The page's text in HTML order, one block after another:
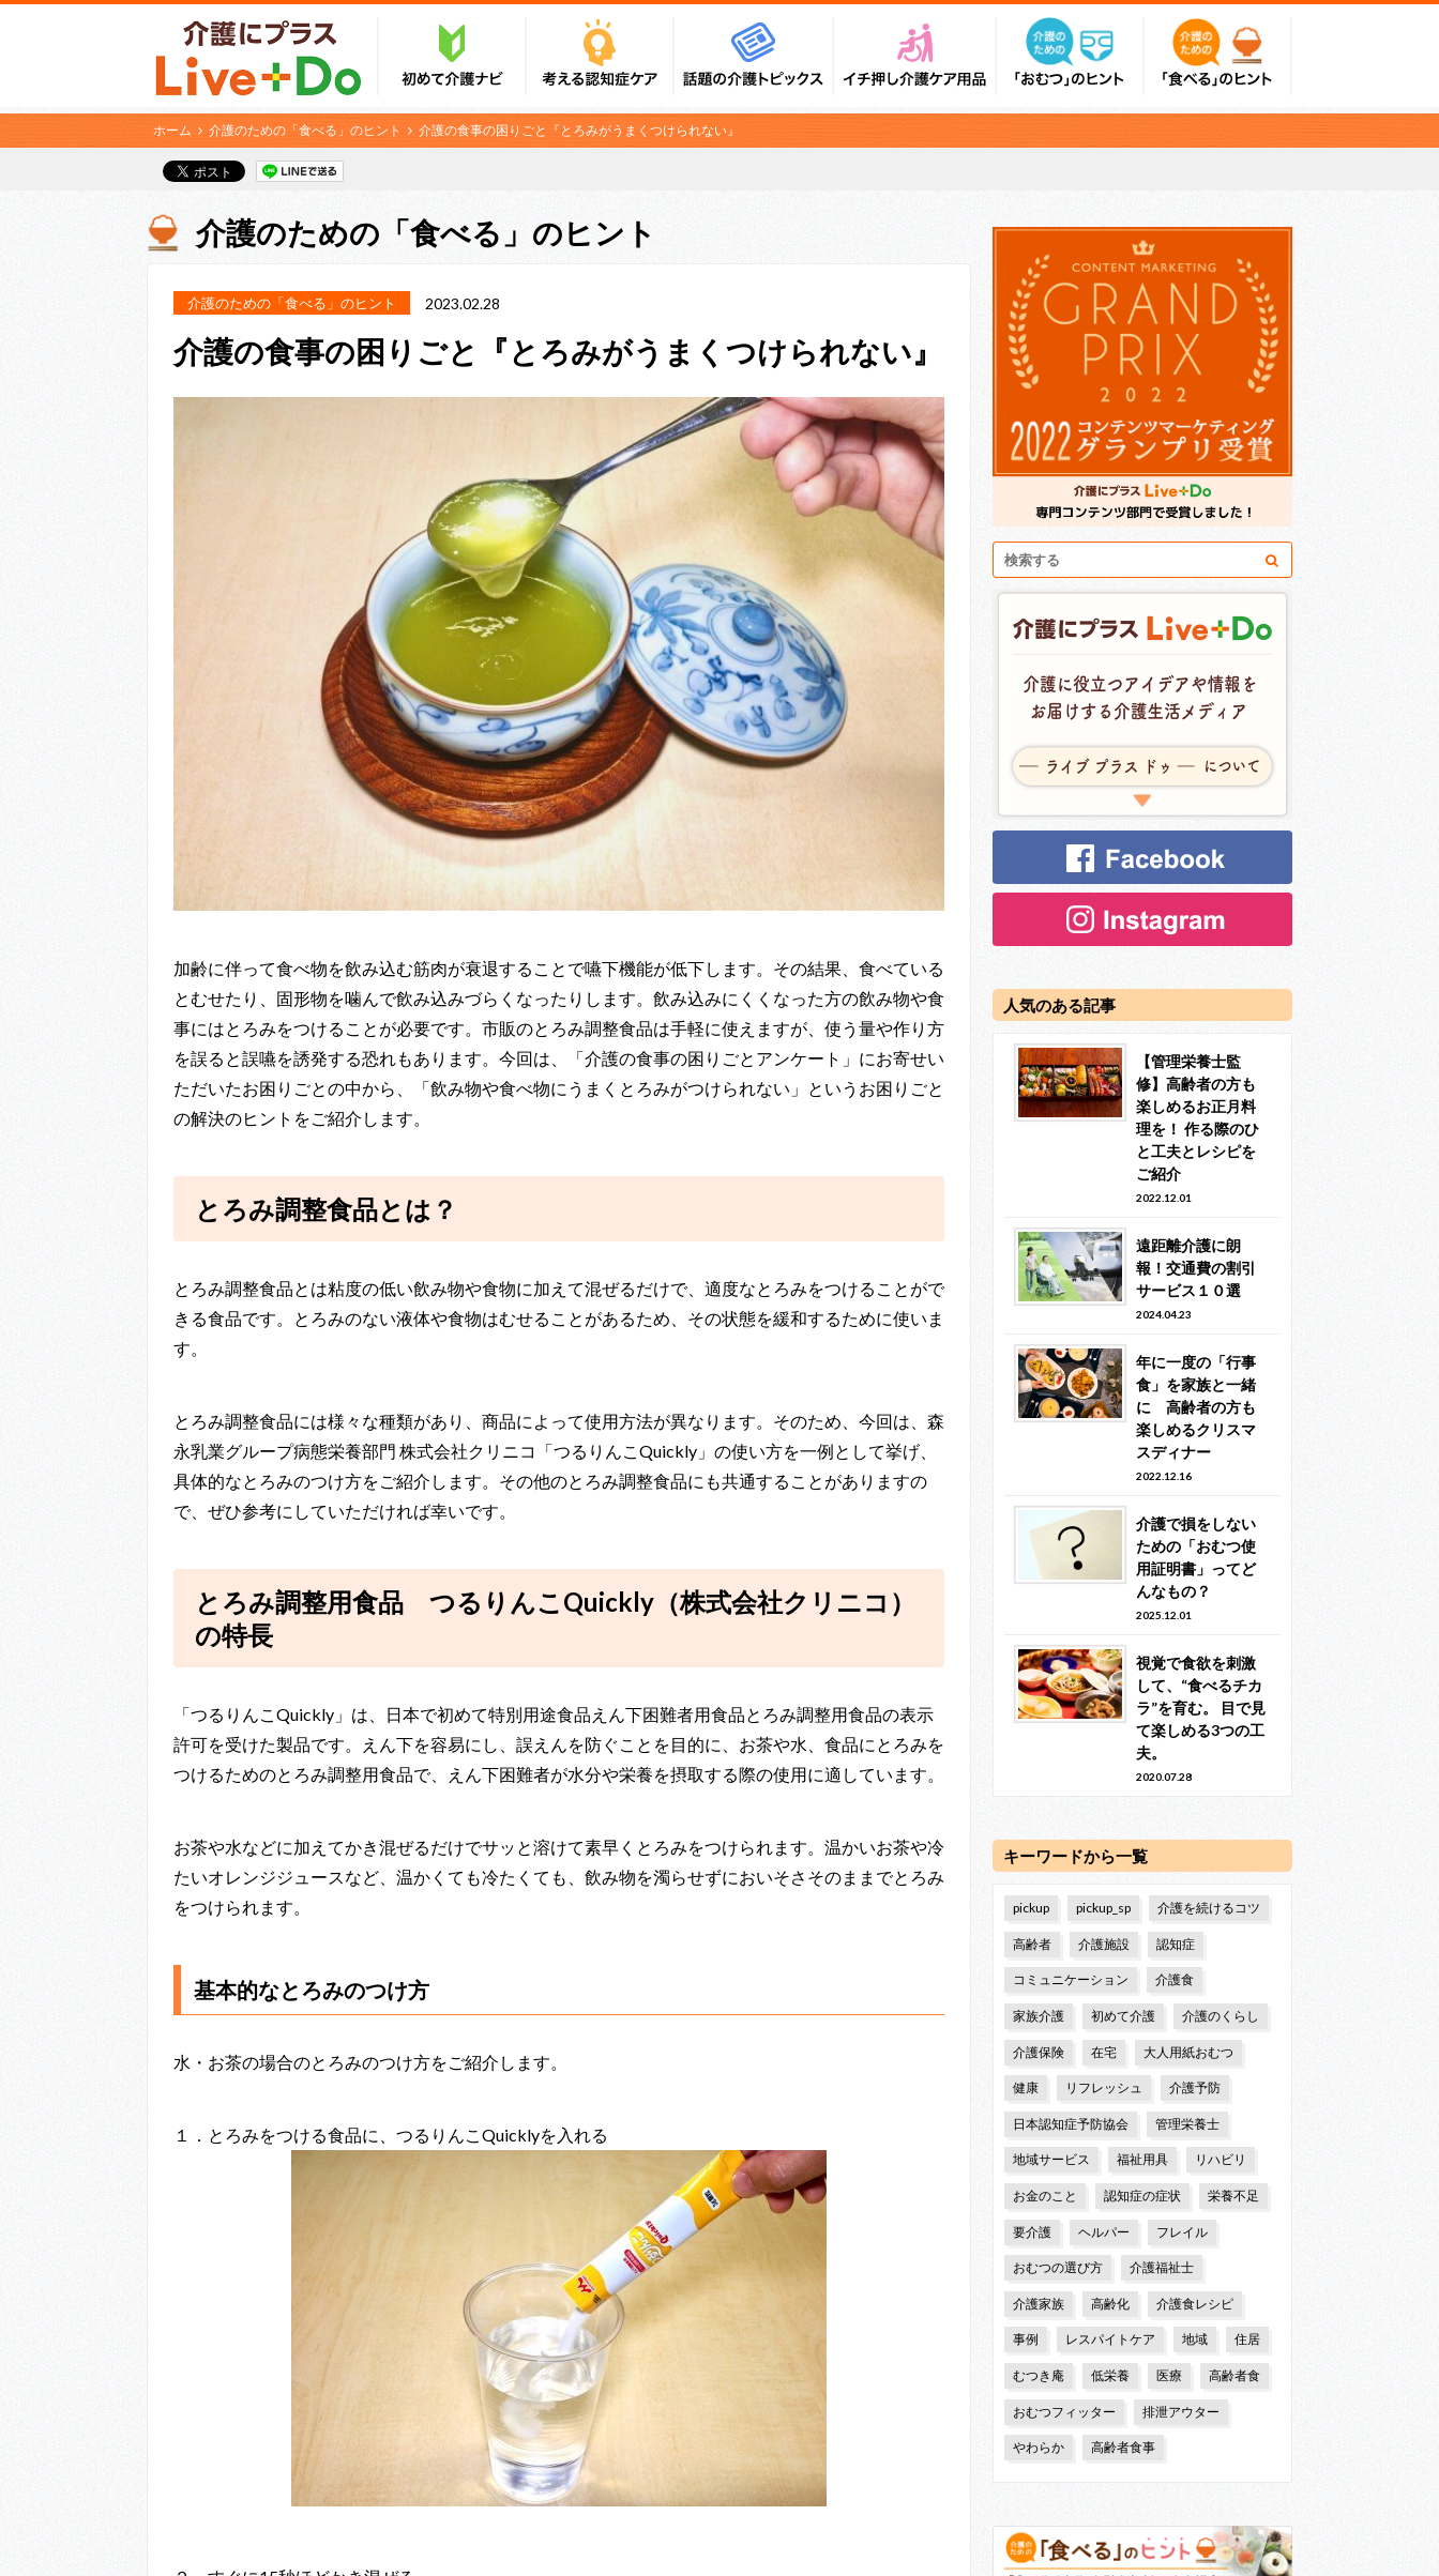
ホーム 介護のための「食べる」のヒント 介護の食事の困りごと『とろみがうまくつけられない』
介護のための「食べる」のヒント
介護のための「食べる」のヒント 2023.02.28
介護の食事の困りごと『とろみがうまくつけられない』
加齢に伴って食べ物を飲み込む筋肉が衰退することで嚥下機能が低下します。その結果、食べている
とむせたり、固形物を噛んで飲み込みづらくなったりします。飲み込みにくくなった方の飲み物や食
事にはとろみをつけることが必要です。市販のとろみ調整食品は手軽に使えますが、使う量や作り方
を誤ると誤嚥を誘発する恐れもあります。今回は、「介護の食事の困りごとアンケート」にお寄せい
ただいたお困りごとの中から、「飲み物や食べ物にうまくとろみがつけられない」というお困りごと
の解決のヒントをご紹介します。
とろみ調整食品とは？
とろみ調整食品とは粘度の低い飲み物や食物に加えて混ぜるだけで、適度なとろみをつけることがで
きる食品です。とろみのない液体や食物はむせることがあるため、その状態を緩和するために使いま
す。
とろみ調整食品には様々な種類があり、商品によって使用方法が異なります。そのため、今回は、森
永乳業グループ病態栄養部門 株式会社クリニコ「つるりんこQuickly」の使い方を一例として挙げ、
具体的なとろみのつけ方をご紹介します。その他のとろみ調整食品にも共通することがありますの
で、ぜひ参考にしていただければ幸いです。
とろみ調整用食品 つるりんこQuickly（株式会社クリニコ）
の特長
「つるりんこQuickly」は、日本で初めて特別用途食品えん下困難者用食品とろみ調整用食品の表示
許可を受けた製品です。えん下を容易にし、誤えんを防ぐことを目的に、お茶や水、食品にとろみを
つけるためのとろみ調整用食品で、えん下困難者が水分や栄養を摂取する際の使用に適しています。
お茶や水などに加えてかき混ぜるだけでサッと溶けて素早くとろみをつけられます。温かいお茶や冷
たいオレンジジュースなど、温かくても冷たくても、飲み物を濁らせずにおいそさそのままでとろみ
をつけられます。
基本的なとろみのつけ方
水・お茶の場合のとろみのつけ方をご紹介します。
１．とろみをつける食品に、つるりんこQuicklyを入れる
人気のある記事
【管理栄養士監
修】高齢者の方も
楽しめるお正月料
理を！ 作る際のひ
と工夫とレシピを
ご紹介
2022.12.01
遠距離介護に朗
報！交通費の割引
サービス１０選
2024.04.23
年に一度の「行事
食」を家族と一緒
に 高齢者の方も
楽しめるクリスマ
スディナー
2022.12.16
介護で損をしない
ための「おむつ使
用証明書」ってど
んなもの？
2025.12.01
視覚で食欲を刺激
して、“食べるチカ
ラ”を育む。 目で見
て楽しめる3つの工
夫。
2020.07.28
キーワードから一覧
pickup pickup_sp 介護を続けるコツ
高齢者 介護施設 認知症
コミュニケーション 介護食
家族介護 初めて介護 介護のくらし
介護保険 在宅 大人用紙おむつ
健康 リフレッシュ 介護予防
日本認知症予防協会 管理栄養士
地域サービス 福祉用具 リハビリ
お金のこと 認知症の症状 栄養不足
要介護 ヘルパー フレイル
おむつの選び方 介護福祉士
介護家族 高齢化 介護食レシピ
事例 レスパイトケア 地域 住居
むつき庵 低栄養 医療 高齢者食
おむつフィッター 排泄アウター
やわらか 高齢者食事